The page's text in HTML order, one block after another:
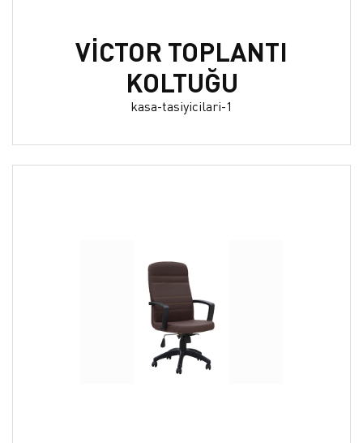
VİCTOR TOPLANTI
KOLTUĞU
kasa-tasiyicilari-1